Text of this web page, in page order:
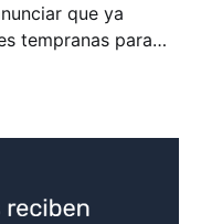
que ya
tempranas para